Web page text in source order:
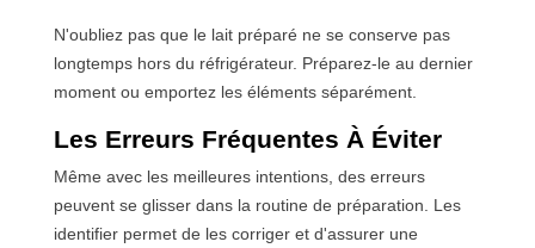
N'oubliez pas que le lait préparé ne se conserve pas
longtemps hors du réfrigérateur. Préparez-le au dernier
moment ou emportez les éléments séparément.
Les Erreurs Fréquentes À Éviter
Même avec les meilleures intentions, des erreurs
peuvent se glisser dans la routine de préparation. Les
identifier permet de les corriger et d'assurer une